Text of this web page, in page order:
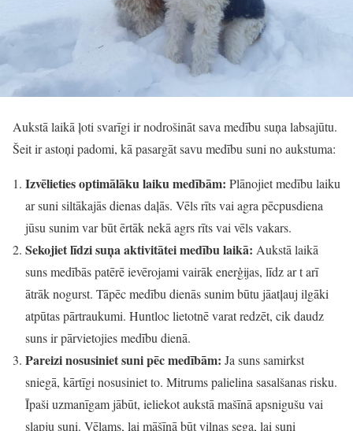
Aukstā laikā ļoti svarīgi ir nodrošināt sava medību suņa labsajūtu.
Šeit ir astoņi padomi, kā pasargāt savu medību suni no aukstuma:
Izvēlieties optimālāku laiku medībām: Plānojiet medību laiku
ar suni siltākajās dienas daļās. Vēls rīts vai agra pēcpusdiena
jūsu sunim var būt ērtāk nekā agrs rīts vai vēls vakars.
Sekojiet līdzi suņa aktivitātei medību laikā: Aukstā laikā
suns medībās patērē ievērojami vairāk enerģijas, līdz ar t arī
ātrāk nogurst. Tāpēc medību dienās sunim būtu jāatļauj ilgāki
atpūtas pārtraukumi. Huntloc lietotnē varat redzēt, cik daudz
suns ir pārvietojies medību dienā.
Pareizi nosusiniet suni pēc medībām: Ja suns samirkst
sniegā, kārtīgi nosusiniet to. Mitrums palielina sasalšanas risku.
Īpaši uzmanīgam jābūt, ieliekot aukstā mašīnā apsnigušu vai
slapju suni. Vēlams, lai māšīnā būt vilnas sega, lai suni